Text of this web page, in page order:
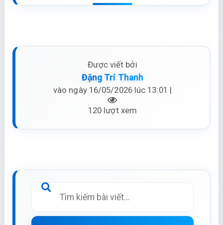
Được viết bởi
Đặng Trí Thanh
vào ngày 16/05/2026 lúc 13:01 |
120 lượt xem